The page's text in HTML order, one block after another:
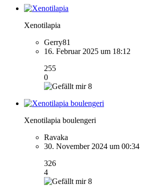
Xenotilapia
Gerry81
16. Februar 2025 um 18:12
255
0
8
Xenotilapia boulengeri
Ravaka
30. November 2024 um 00:34
326
4
8